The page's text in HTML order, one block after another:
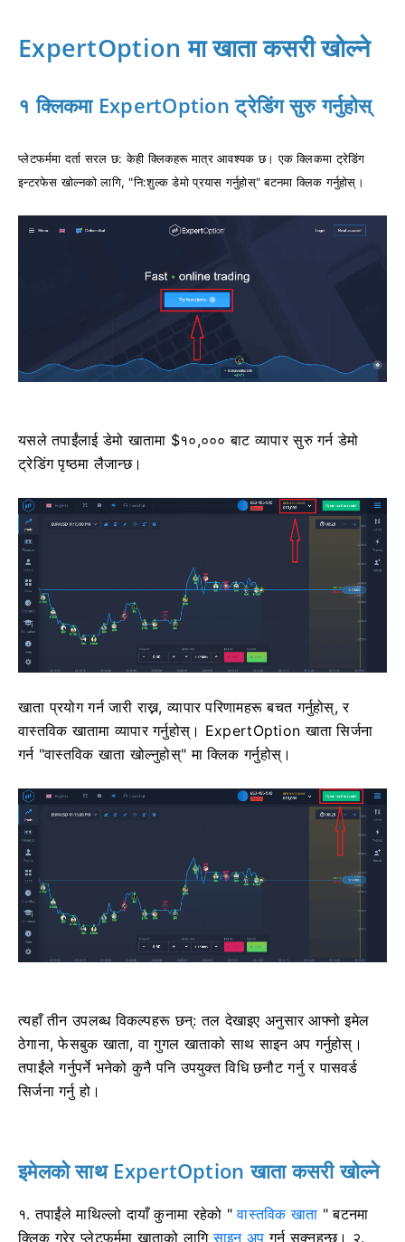
ExpertOption मा खाता कसरी खोल्ने
१ क्लिकमा ExpertOption ट्रेडिंग सुरु गर्नुहोस्
प्लेटफर्ममा दर्ता सरल छ: केही क्लिकहरू मात्र आवश्यक छ। एक क्लिकमा ट्रेडिंग
इन्टरफेस खोल्नको लागि, "नि:शुल्क डेमो प्रयास गर्नुहोस्" बटनमा क्लिक गर्नुहोस्।
यसले तपाईंलाई डेमो खातामा $१०,००० बाट व्यापार सुरु गर्न डेमो
ट्रेडिंग पृष्ठमा लैजान्छ।
खाता प्रयोग गर्न जारी राख्न, व्यापार परिणामहरू बचत गर्नुहोस्, र
वास्तविक खातामा व्यापार गर्नुहोस्। ExpertOption खाता सिर्जना
गर्न "वास्तविक खाता खोल्नुहोस्" मा क्लिक गर्नुहोस्।
त्यहाँ तीन उपलब्ध विकल्पहरू छन्: तल देखाइए अनुसार आफ्नो इमेल
ठेगाना, फेसबुक खाता, वा गुगल खाताको साथ साइन अप गर्नुहोस्।
तपाईंले गर्नुपर्ने भनेको कुनै पनि उपयुक्त विधि छनौट गर्नु र पासवर्ड
सिर्जना गर्नु हो।
इमेलको साथ ExpertOption खाता कसरी खोल्ने
१. तपाईंलेमाथिल्लो दायाँ कुनामा रहेको "वास्तविक खाता " बटनमा
क्लिक गरेर प्लेटफर्ममा खाताको लागिसाइन अप गर्न सक्नुहुन्छ। २.